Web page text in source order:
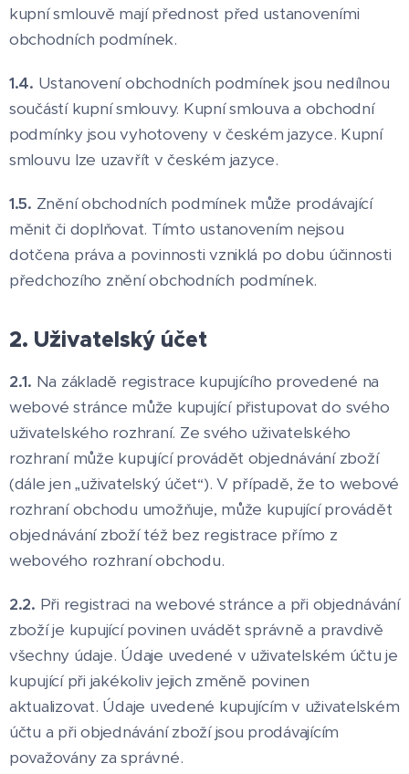
kupní smlouvě mají přednost před ustanoveními
obchodních podmínek.
1.4. Ustanovení obchodních podmínek jsou nedílnou
součástí kupní smlouvy. Kupní smlouva a obchodní
podmínky jsou vyhotoveny v českém jazyce. Kupní
smlouvu lze uzavřít v českém jazyce.
1.5. Znění obchodních podmínek může prodávající
měnit či doplňovat. Tímto ustanovením nejsou
dotčena práva a povinnosti vzniklá po dobu účinnosti
předchozího znění obchodních podmínek.
2. Uživatelský účet
2.1. Na základě registrace kupujícího provedené na
webové stránce může kupující přistupovat do svého
uživatelského rozhraní. Ze svého uživatelského
rozhraní může kupující provádět objednávání zboží
(dále jen „uživatelský účet“). V případě, že to webové
rozhraní obchodu umožňuje, může kupující provádět
objednávání zboží též bez registrace přímo z
webového rozhraní obchodu.
2.2. Při registraci na webové stránce a při objednávání
zboží je kupující povinen uvádět správně a pravdivě
všechny údaje. Údaje uvedené v uživatelském účtu je
kupující při jakékoliv jejich změně povinen
aktualizovat. Údaje uvedené kupujícím v uživatelském
účtu a při objednávání zboží jsou prodávajícím
považovány za správné.